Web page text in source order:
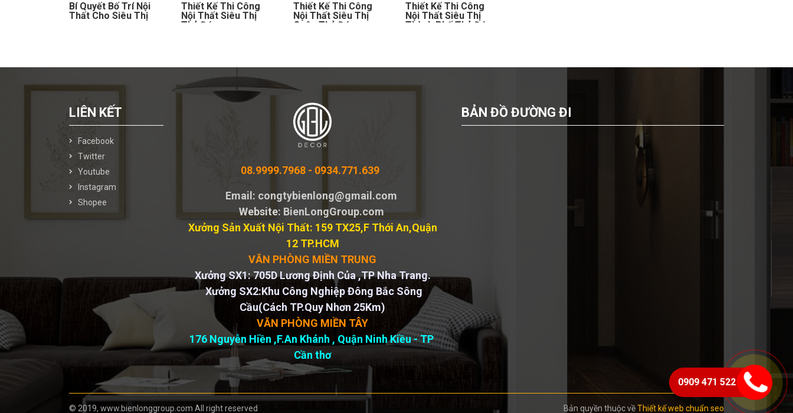
Bí Quyết Bố Trí Nội
Thất Cho Siêu Thị
Thiết Kế Thi Công
Nội Thất Siêu Thị
Thủ Đức
Thiết Kế Thi Công
Nội Thất Siêu Thị
Quận Thủ Đức
Thiết Kế Thi Công
Nội Thất Siêu Thị
Thành Phố Thủ Đức
LIÊN KẾT
Facebook
Twitter
Youtube
Instagram
Shopee
08.9999.7968 - 0934.771.639
Email: congtybienlong@gmail.com
Website: BienLongGroup.com
Xưởng Sản Xuất Nội Thất: 159 TX25,F Thới An,Quận
12 TP.HCM
VĂN PHÒNG MIỀN TRUNG
Xưởng SX1: 705D Lương Định Của ,TP Nha Trang.
Xưởng SX2:Khu Công Nghiệp Đông Bắc Sông
Cầu(Cách TP.Quy Nhơn 25Km)
VĂN PHÒNG MIỀN TÂY
176 Nguyễn Hiền ,F.An Khánh , Quận Ninh Kiều - TP
Cần thơ
BẢN ĐỒ ĐƯỜNG ĐI
© 2019, www.bienlonggroup.com All right reserved Bản quyền thuộc vềThiết kế web chuẩn seo
0909 471 522